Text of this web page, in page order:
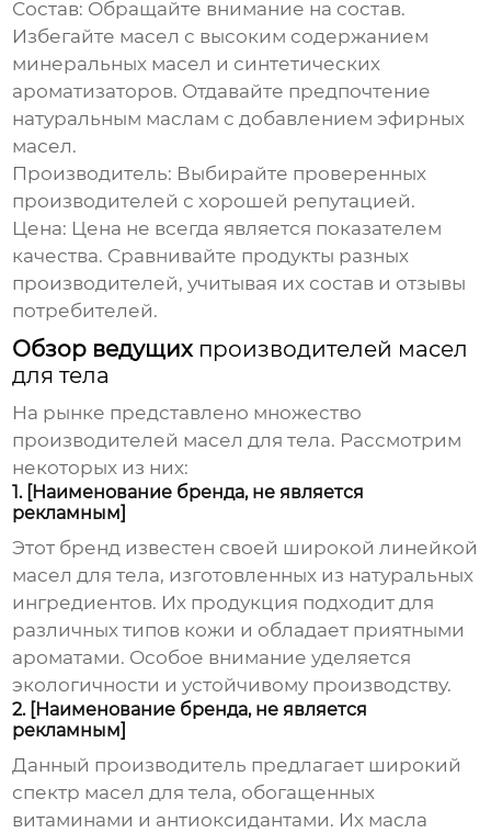
Состав: Обращайте внимание на состав.
Избегайте масел с высоким содержанием
минеральных масел и синтетических
ароматизаторов. Отдавайте предпочтение
натуральным маслам с добавлением эфирных
масел.
Производитель: Выбирайте проверенных
производителей с хорошей репутацией.
Цена: Цена не всегда является показателем
качества. Сравнивайте продукты разных
производителей, учитывая их состав и отзывы
потребителей.
Обзор ведущих производителей масел
для тела
На рынке представлено множество
производителей масел для тела. Рассмотрим
некоторых из них:
1. [Наименование бренда, не является
рекламным]
Этот бренд известен своей широкой линейкой
масел для тела, изготовленных из натуральных
ингредиентов. Их продукция подходит для
различных типов кожи и обладает приятными
ароматами. Особое внимание уделяется
экологичности и устойчивому производству.
2. [Наименование бренда, не является
рекламным]
Данный производитель предлагает широкий
спектр масел для тела, обогащенных
витаминами и антиоксидантами. Их масла